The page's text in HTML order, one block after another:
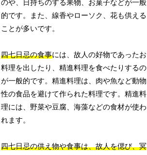
のや、日持ちのする果物、お菓子などが一般
的です。また、線香やローソク、花も供える
ことが多いです。
四七日忌の食事には、故人の好物であったお
料理を出したり、精進料理を食べたりするの
が一般的です。精進料理は、肉や魚など動物
性の食品を避けて作られた料理です。精進料
理には、野菜や豆腐、海藻などの食材が使わ
れます。
四七日忌の供え物や食事は、故人を偲び、冥